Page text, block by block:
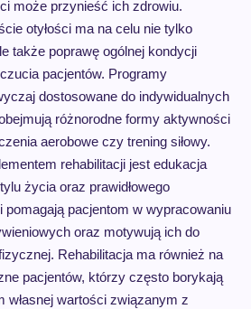
może przynieść ich zdrowiu.
otyłości ma na celu nie tylko
także poprawę ogólnej kondycji
pacjentów. Programy
dostosowane do indywidualnych
różnorodne formy aktywności
aerobowe czy trening siłowy.
rehabilitacji jest edukacja
życia oraz prawidłowego
pomagają pacjentom w wypracowaniu
oraz motywują ich do
Rehabilitacja ma również na
pacjentów, którzy często borykają
własnej wartości związanym z